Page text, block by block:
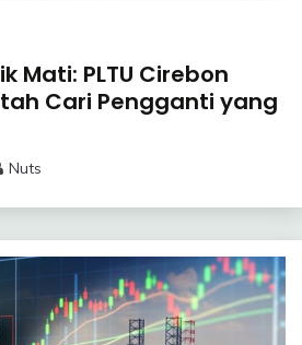
Mati: PLTU Cirebon
Cari Pengganti yang
Nuts